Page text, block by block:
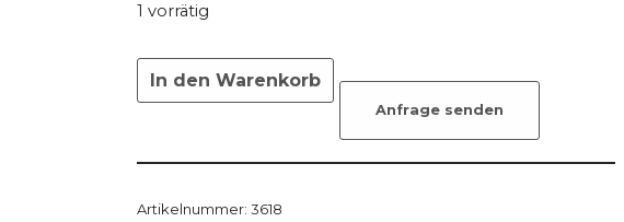
1 vorrätig
In den Warenkorb
Anfrage senden
Artikelnummer: 3618